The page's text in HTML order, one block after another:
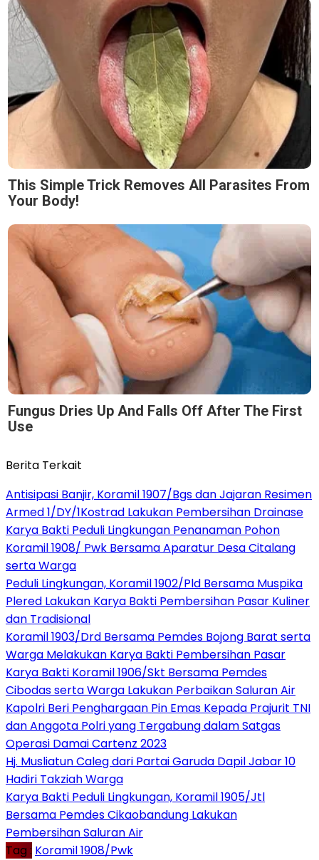
This Simple Trick Removes All Parasites From
Your Body!
Fungus Dries Up And Falls Off After The First
Use
Berita Terkait
Antisipasi Banjir, Koramil 1907/Bgs dan Jajaran Resimen
Armed 1/DY/1Kostrad Lakukan Pembersihan Drainase
Karya Bakti Peduli Lingkungan Penanaman Pohon
Koramil 1908/ Pwk Bersama Aparatur Desa Citalang
serta Warga
Peduli Lingkungan, Koramil 1902/Pld Bersama Muspika
Plered Lakukan Karya Bakti Pembersihan Pasar Kuliner
dan Tradisional
Koramil 1903/Drd Bersama Pemdes Bojong Barat serta
Warga Melakukan Karya Bakti Pembersihan Pasar
Karya Bakti Koramil 1906/Skt Bersama Pemdes
Cibodas serta Warga Lakukan Perbaikan Saluran Air
Kapolri Beri Penghargaan Pin Emas Kepada Prajurit TNI
dan Anggota Polri yang Tergabung dalam Satgas
Operasi Damai Cartenz 2023
Hj. Musliatun Caleg dari Partai Garuda Dapil Jabar 10
Hadiri Takziah Warga
Karya Bakti Peduli Lingkungan, Koramil 1905/Jtl
Bersama Pemdes Cikaobandung Lakukan
Pembersihan Saluran Air
Tag : Koramil 1908/Pwk